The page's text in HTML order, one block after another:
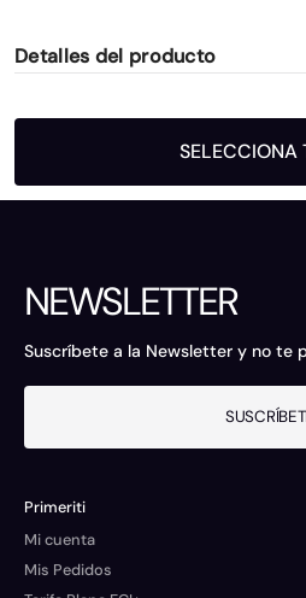
Detalles del producto
SELECCIONA
NEWSLETTER
Suscríbete a la Newsletter y no te
Primeriti
Mi cuenta
Mis Pedidos